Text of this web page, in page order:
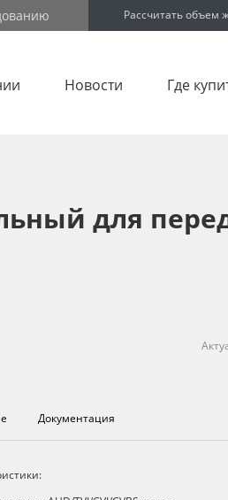
Рассчитать объем
Новости Где
для
Документация